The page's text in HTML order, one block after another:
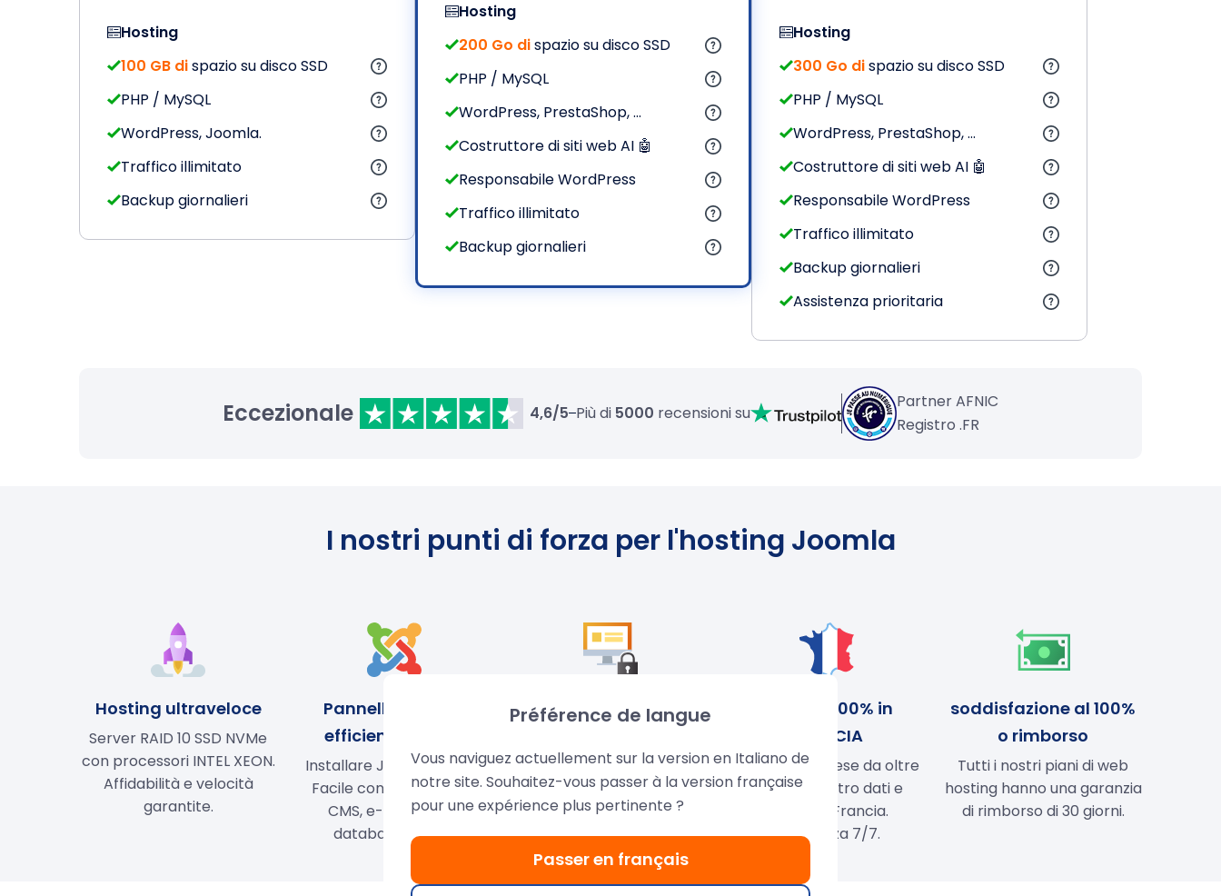
Hosting
100 GB dispazio su disco SSD
PHP / MySQL
WordPress, Joomla.
Traffico illimitato
Backup giornalieri
Hosting
200 Go dispazio su disco SSD
PHP / MySQL
WordPress, PrestaShop, ...
Costruttore di siti web AI 🤖
Responsabile WordPress
Traffico illimitato
Backup giornalieri
Hosting
300 Go dispazio su disco SSD
PHP / MySQL
WordPress, PrestaShop, ...
Costruttore di siti web AI 🤖
Responsabile WordPress
Traffico illimitato
Backup giornalieri
Assistenza prioritaria
Eccezionale 4,6/5 Più di 5000 recensioni su
Partner AFNIC
Registro .FR
I nostri punti di forza per l'hosting Joomla
Hosting ultraveloce
Server RAID 10 SSD NVMe
con processori INTEL XEON.
Affidabilità e velocità
garantite.
Pannello Joomla
efficiente in 1 clic
Installare Joomla in 1 clic.
Facile configurazione di
CMS, e-mail, PHP e
database MySQL.
Sicurezza ottimale per
Protezione di rete integrata
Anti-Spam, Anti-Virus, Web
Application Firewall (WAF)
e anti-DDoS.
Fiducia, 100% in
FRANCIA
Azienda francese da oltre
20 anni. Centro dati e
tecnici in Francia.
assistenza 7/7.
soddisfazione al 100%
o rimborso
Tutti i nostri piani di web
hosting hanno una garanzia
di rimborso di 30 giorni.
Préférence de langue
Vous naviguez actuellement sur la version en Italiano de
notre site. Souhaitez-vous passer à la version française
pour une expérience plus pertinente ?
Passer en français